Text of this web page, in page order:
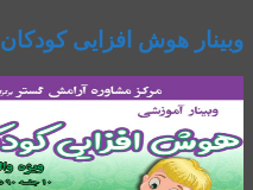
وبینار هوش افزایی کودکان